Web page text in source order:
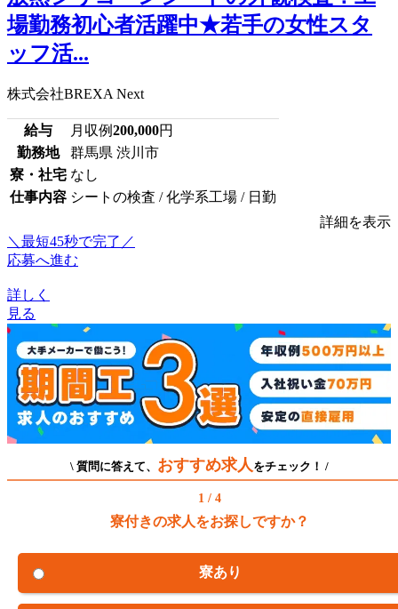
場勤務初心者活躍中★若手の女性スタ
ッフ活...
株式会社BREXA Next
給与 月収例200,000円
勤務地
群馬県 渋川市
寮・社宅 なし
仕事内容 シートの検査 / 化学系工場 / 日勤
詳細を表示
＼最短45秒で完了／
応募へ進む
詳しく
見る
\ 質問に答えて、 おすすめ求人 をチェック！ /
1 / 4
寮付きの求人をお探しですか？
寮あり